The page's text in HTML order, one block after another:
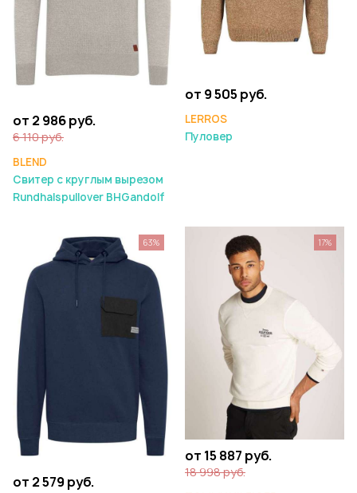
от 2 986 руб.
6 110 руб.
BLEND
Свитер с круглым вырезом
Rundhalspullover BHGandolf
от 9 505 руб.
LERROS
Пуловер
от 2 579 руб.
63%
от 15 887 руб.
18 998 руб.
17%